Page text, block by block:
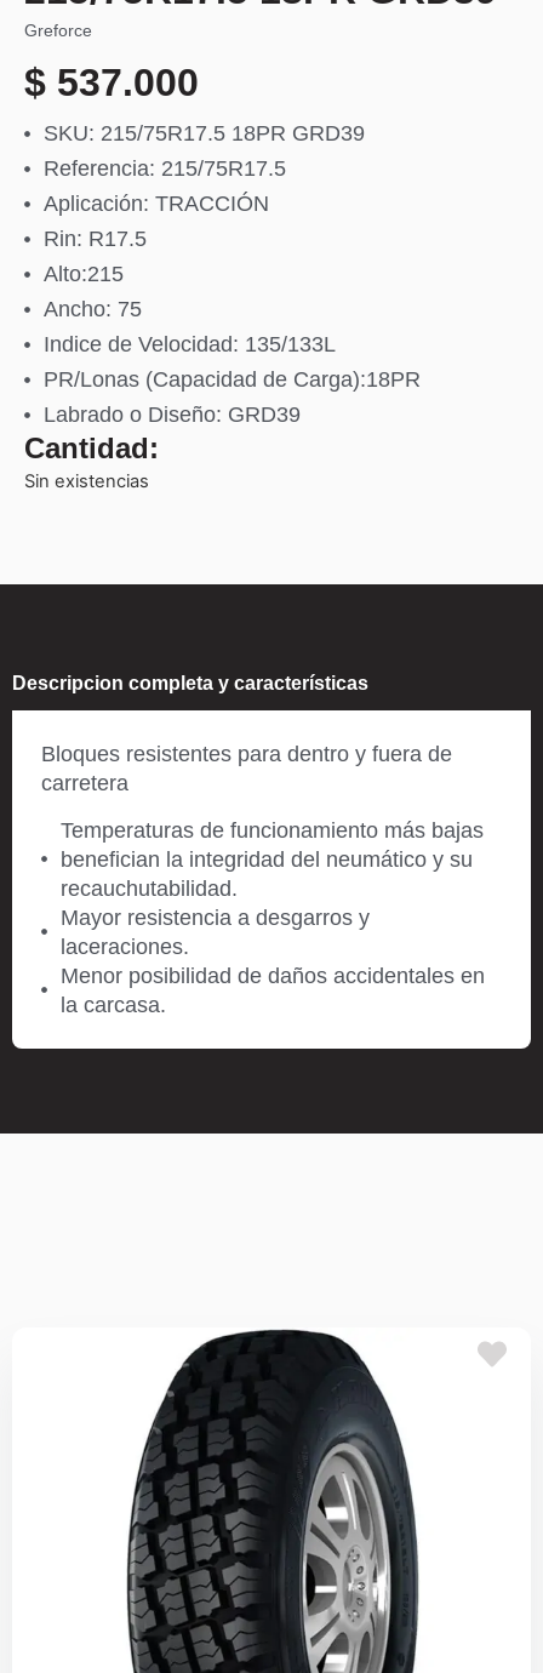
Greforce
$ 537.000
SKU: 215/75R17.5 18PR GRD39
Referencia: 215/75R17.5
Aplicación: TRACCIÓN
Rin: R17.5
Alto:215
Ancho: 75
Indice de Velocidad: 135/133L
PR/Lonas (Capacidad de Carga):18PR
Labrado o Diseño: GRD39
Cantidad:
Sin existencias
Descripcion completa y características
Bloques resistentes para dentro y fuera de
carretera
Temperaturas de funcionamiento más bajas
benefician la integridad del neumático y su
recauchutabilidad.
Mayor resistencia a desgarros y
laceraciones.
Menor posibilidad de daños accidentales en
la carcasa.